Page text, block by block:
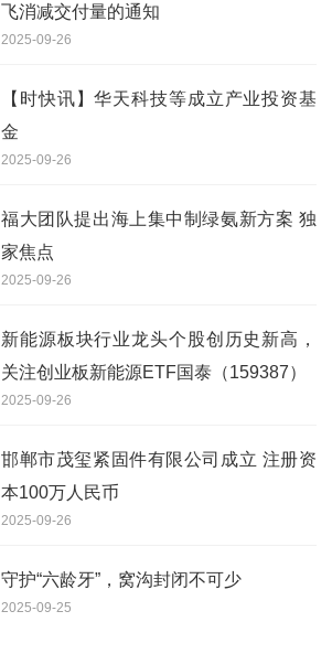
飞消减交付量的通知
2025-09-26
【时快讯】华天科技等成立产业投资基
金
2025-09-26
福大团队提出海上集中制绿氨新方案 独
家焦点
2025-09-26
新能源板块行业龙头个股创历史新高，
关注创业板新能源ETF国泰（159387）
2025-09-26
邯郸市茂玺紧固件有限公司成立 注册资
本100万人民币
2025-09-26
守护“六龄牙”，窝沟封闭不可少
2025-09-25